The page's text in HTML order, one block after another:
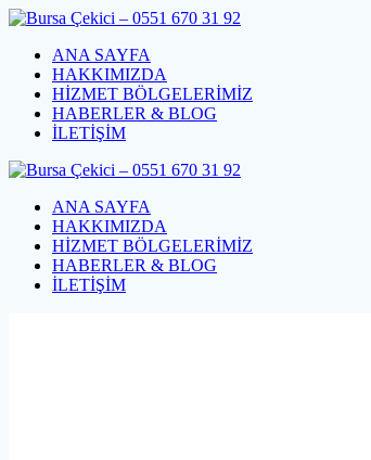
Skip
contentANA SAYFA
HAKKIMIZDA
HİZMET BÖLGELERİMİZ
HABERLER & BLOG
İLETİŞİM
ANA SAYFA
HAKKIMIZDA
HİZMET BÖLGELERİMİZ
HABERLER & BLOG
İLETİŞİM